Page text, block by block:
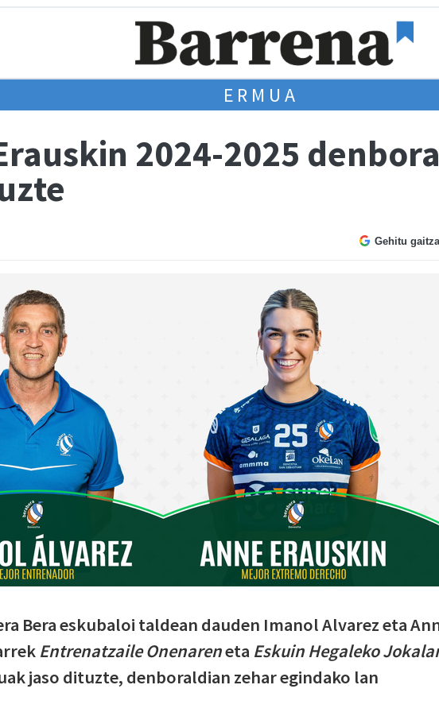
ERMUA
2024-2025
Gehitu
Bera eskubaloi taldean dauden Imanol Alvarez eta
Entrenatzaile Onenareneta Eskuin Hegaleko
jaso dituzte, denboraldian zehar egindako lan